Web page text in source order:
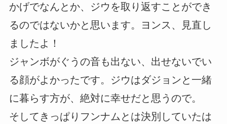
かげでなんとか、ジウを取り返すことができ
るのではないかと思います。ヨンス、見直し
ましたよ！
ジャンボがぐうの音も出ない、出せないでい
る顔がよかったです。ジウはダジョンと一緒
に暮らす方が、絶対に幸せだと思うので。
そしてきっぱりフンナムとは決別していたは